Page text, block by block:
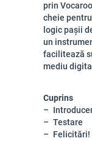
prin
cheie
logic pașii
un
facilitează
mediu
Cuprins
Testare
Felicitări!